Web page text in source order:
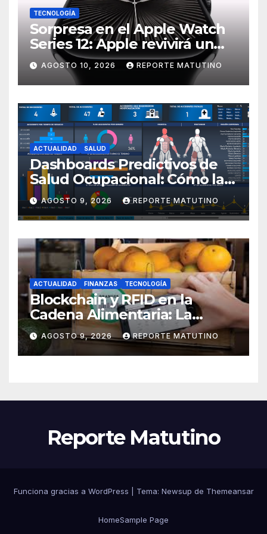
TECNOLOGÍA
Sorpresa en el Apple Watch
Series 12: Apple revivirá un
modelo icónico que los fans
adoraban
AGOSTO 10, 2026 REPORTE MATUTINO
ACTUALIDAD SALUD
Dashboards Predictivos de
Salud Ocupacional: Cómo la
IA Anticipa el Ausentismo
Laboral en 2026 por Sol María
Sthormes Bolívar
AGOSTO 9, 2026 REPORTE MATUTINO
ACTUALIDAD FINANZAS TECNOLOGÍA
Blockchain y RFID en la
Cadena Alimentaria: La
Trazabilidad Total que Exige
el Consumidor Actual por
Santiago Uzcátegui Pinto
AGOSTO 9, 2026 REPORTE MATUTINO
Reporte Matutino
Funciona gracias a WordPress Tema: Newsup de Themeansar
HomeSample Page